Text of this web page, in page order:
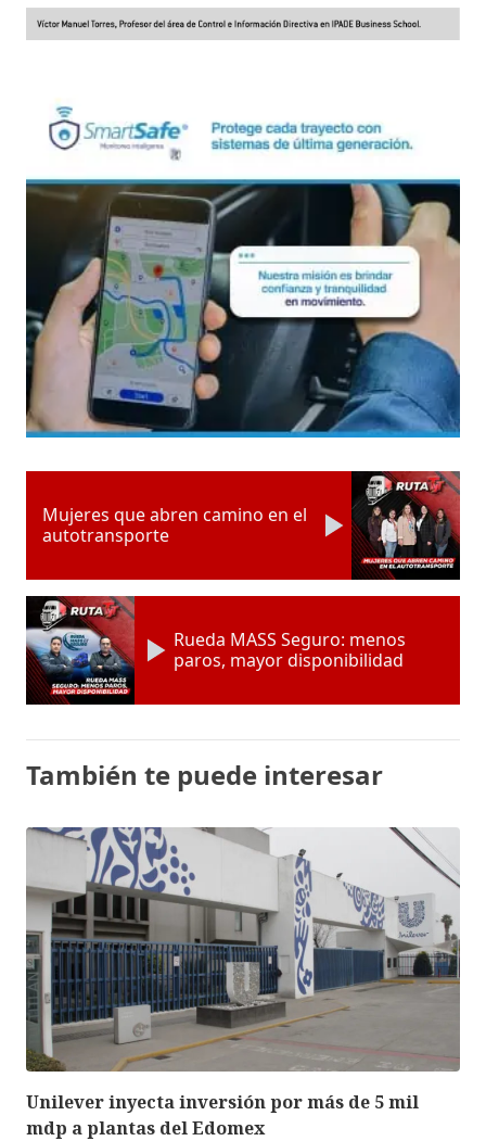
Mujeres que abren camino en el
autotransporte
Rueda MASS Seguro: menos
paros, mayor disponibilidad
También te puede interesar
Unilever inyecta inversión por más de 5 mil
mdp a plantas del Edomex